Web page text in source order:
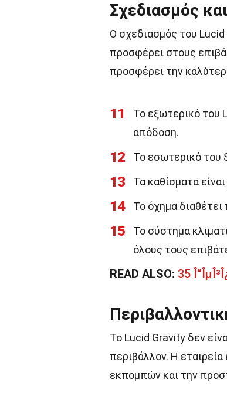
Σχεδιασμός
Ο σχεδιασμός του
προσφέρει στους
προσφέρει την
11
Το εξωτερικό του
απόδοση.
12 Το εσωτερικό του
13 Τα καθίσματα
14 Το όχημα
15
Το σύστημα
όλους τους
READ ALSO: 35
Το Lucid Gravity δεν
περιβάλλον. Η
εκπομπών και την